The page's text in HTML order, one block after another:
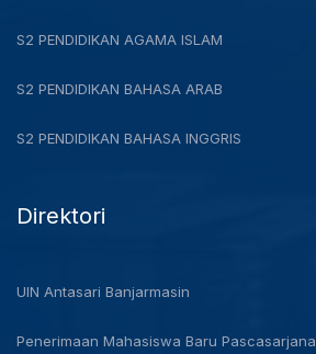
S2 PENDIDIKAN AGAMA ISLAM
S2 PENDIDIKAN BAHASA ARAB
S2 PENDIDIKAN BAHASA INGGRIS
Direktori
UIN Antasari Banjarmasin
Penerimaan Mahasiswa Baru Pascasarjana